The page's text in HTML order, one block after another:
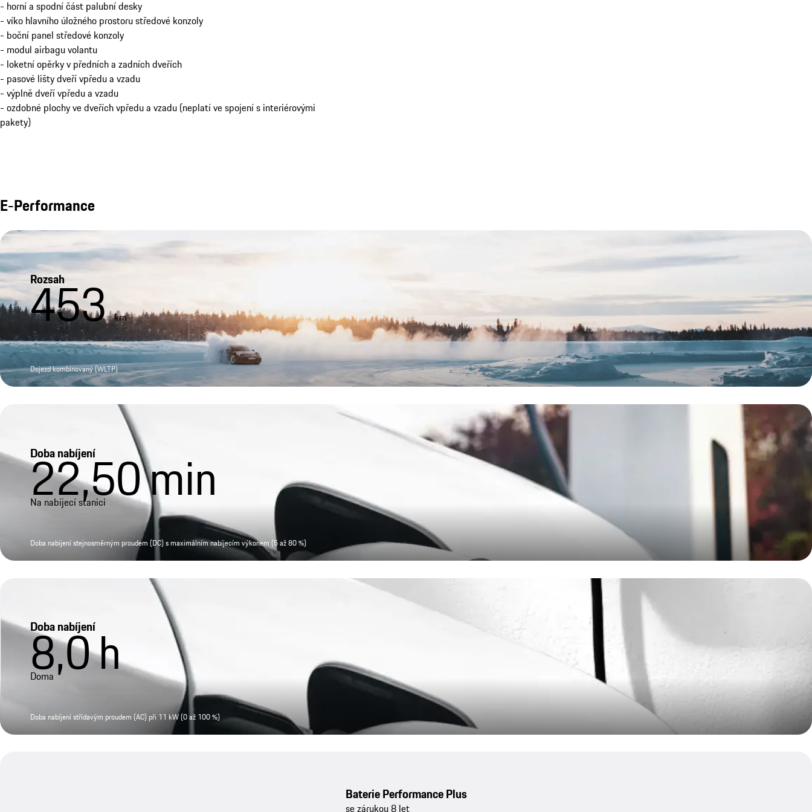
- horní a spodní část palubní desky
- víko hlavního úložného prostoru středové konzoly
- boční panel středové konzoly
- modul airbagu volantu
- loketní opěrky v předních a zadních dveřích
- pasové lišty dveří vpředu a vzadu
- výplně dveří vpředu a vzadu
- ozdobné plochy ve dveřích vpředu a vzadu (neplatí ve spojení s interiérovými
pakety)
E-Performance
Rozsah
453 km
Dojezd kombinovaný (WLTP)
Doba nabíjení
22,50min
Na nabíjecí stanici
Doba nabíjení stejnosměrným proudem (DC) s maximálním nabíjecím výkonem (5 až 80 %)
Doba nabíjení
8,0h
Doma
Doba nabíjení střídavým proudem (AC) při 11 kW (0 až 100 %)
Baterie Performance Plus
se zárukou 8 let